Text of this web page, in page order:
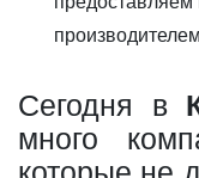
Сегодня в
много